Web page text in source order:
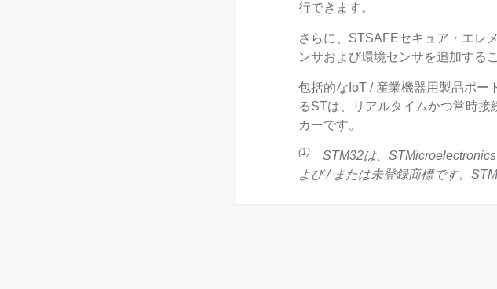
行できます。
さらに、STSAFEセキュア・エレ
ンサおよび環境センサを追加する
包括的なIoT / 産業機器用製品ポー
るSTは、リアルタイムかつ常時
カーです。
(1)
STM32は、
よび / または未登録商標です。